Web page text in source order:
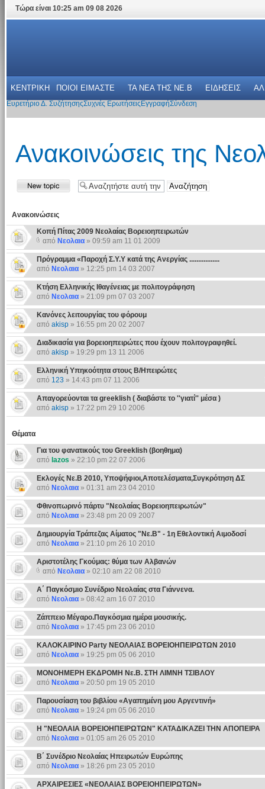
Τώρα είναι 10:25 am 09 08 2026
ΚΕΝΤΡΙΚΗ ΠΟΙΟΙ ΕΙΜΑΣΤΕ ΤΑ ΝΕΑ THΣ NE.B ΕΙΔΗΣΕΙΣ
Ευρετήριο Δ. ΣυζήτησηςΣυχνές Ερωτήσεις ΕγγραφήΣύνδεση
Ανακοινώσεις της
Ανακοινώσεις
Κοπή Πίτας 2009 Νεολαίας Βορειοηπειρωτών
από Νεολαια» 09:59 am 11 01 2009
Πρόγραμμα «Παροχή Σ.Υ.Υ κατά της Ανεργίας .................
από Νεολαια» 12:25 pm 14 03 2007
Κτήση Ελληνικής Ιθαγένειας με πολιτογράφηση
από Νεολαια» 21:09 pm 07 03 2007
Κανόνες λειτουργίας του φόρουμ
από akisp» 16:55 pm 20 02 2007
Διαδικασία για βορειοηπειρώτες που έχουν πολιτογραφηθεί.
από akisp» 19:29 pm 13 11 2006
Ελληνική Υπηκοότητα στους Β/Ηπειρώτες
από 123 » 14:43 pm 07 11 2006
Απαγορεύονται τα greeklish ( διαβάστε το ''γιατί'' μέσα )
από akisp» 17:22 pm 29 10 2006
Θέματα
Για του φανατικούς του Greeklish (βοηθημα)
από lazos » 22:10 pm 22 07 2006
Εκλογές Νε.Β 2010, Υποψήφιοι,Αποτελέσματα,Συγκρότηση ΔΣ
από Νεολαια» 01:31 am 23 04 2010
Φθινοπωρινό πάρτυ "Νεολαίας Βορειοηπειρωτών"
από Νεολαια» 23:48 pm 20 09 2007
Δημιουργία Τράπεζας Αίματος "Νε.Β" - 1η Εθελοντική Αιμοδοσί
από Νεολαια» 21:10 pm 26 10 2010
Αριστοτέλης Γκούμας: θύμα των Αλβανών
από Νεολαια» 02:10 am 22 08 2010
Α΄ Παγκόσμιο Συνέδριο Νεολαίας στα Γιάννενα.
από Νεολαια» 08:42 am 16 07 2010
Ζάππειο Μέγαρο.Παγκόσμια ημέρα μουσικής.
από Νεολαια» 17:45 pm 23 06 2010
ΚΑΛΟΚΑΙΡΙΝΟ Party ΝΕΟΛΑΙΑΣ ΒΟΡΕΙΟΗΠΕΙΡΩΤΩΝ 2010
από Νεολαια» 19:25 pm 05 06 2010
ΜΟΝΟΗΜΕΡΗ ΕΚΔΡΟΜΗ Νε.Β. ΣΤΗ ΛΙΜΝΗ ΤΣΙΒΛΟΥ
από Νεολαια» 20:50 pm 19 05 2010
Παρουσίαση του βιβλίου «Αγαπημένη μου Αργεντινή»
από Νεολαια» 19:24 pm 05 06 2010
Η "ΝΕΟΛΑΙΑ ΒΟΡΕΙΟΗΠΕΙΡΩΤΩΝ" ΚΑΤΑΔΙΚΑΖΕΙ ΤΗΝ ΑΠΟΠΕΙΡΑ
από Νεολαια» 01:05 am 26 05 2010
Β΄ Συνέδριο Νεολαίας Ηπειρωτών Ευρώπης
από Νεολαια» 18:26 pm 23 05 2010
ΑΡΧΑΙΡΕΣΙΕΣ «ΝΕΟΛΑΙΑΣ ΒΟΡΕΙΟΗΠΕΙΡΩΤΩΝ»